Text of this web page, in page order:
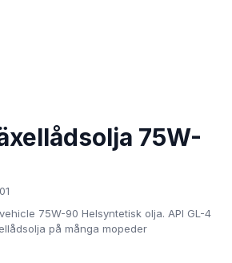
75W-
75W-90 Helsyntetisk olja. API GL-4
på många mopeder